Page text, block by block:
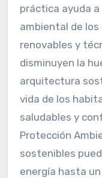
práctica ayuda
ambiental de
renovables y
disminuyen la
arquitectura
vida de los
saludables y
Protección
sostenibles
energía hasta